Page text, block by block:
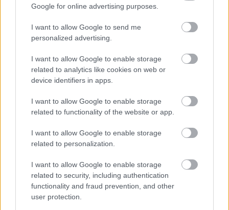
Google for online advertising purposes.
I want to allow Google to send me
personalized advertising.
I want to allow Google to enable storage
related to analytics like cookies on web or
device identifiers in apps.
I want to allow Google to enable storage
related to functionality of the website or app.
I want to allow Google to enable storage
related to personalization.
I want to allow Google to enable storage
related to security, including authentication
functionality and fraud prevention, and other
user protection.
Macron, a polgárkirály programja a
múltba vezet
Kettős Mérce vendégszerző•2017. október 12.
Önök semmittevők, cinikusok vagy szélsőségesek?
Csak azért kérdezzük, mert Emmanuel Macron, a
liberális csodagyerek, a francia burzsoázia legjobb
terméke, és persze Európa-megmentője ezzel a
három jelzővel írta le a munka új törvénykönyve
ellen tiltakozó tömegeket. Hát igen, a diszkrét báj.